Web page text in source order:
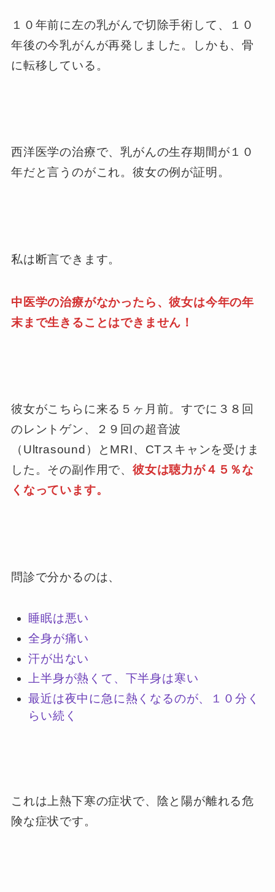
１０年前に左の乳がんで切除手術して、１０
年後の今乳がんが再発しました。しかも、骨
に転移している。
西洋医学の治療で、乳がんの生存期間が１０
年だと言うのがこれ。彼女の例が証明。
私は断言できます。
中医学の治療がなかったら、彼女は今年の年
末まで生きることはできません！
彼女がこちらに来る５ヶ月前。すでに３８回
のレントゲン、２９回の超音波
（Ultrasound）とMRI、CTスキャンを受けま
した。その副作用で、 彼女は聴力が４５％な
くなっています。
問診で分かるのは、
睡眠は悪い
全身が痛い
汗が出ない
上半身が熱くて、下半身は寒い
最近は夜中に急に熱くなるのが、１０分く
らい続く
これは上熱下寒の症状で、陰と陽が離れる危
険な症状です。